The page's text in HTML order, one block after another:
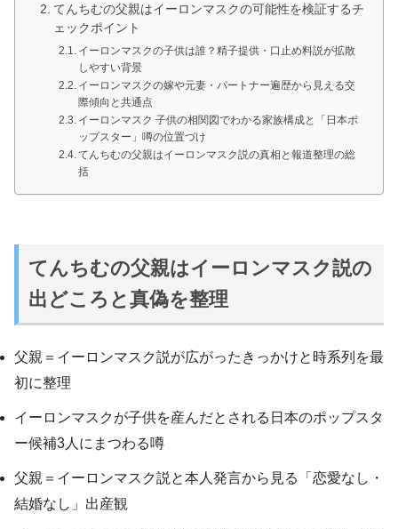
てんちむの父親はイーロンマスクの可能性を検証するチ
ェックポイント
イーロンマスクの子供は誰？精子提供・口止め料説が拡散
しやすい背景
イーロンマスクの嫁や元妻・パートナー遍歴から見える交
際傾向と共通点
イーロンマスク 子供の相関図でわかる家族構成と「日本ポ
ップスター」噂の位置づけ
てんちむの父親はイーロンマスク説の真相と報道整理の総
括
てんちむの父親はイーロンマスク説の
出どころと真偽を整理
父親＝イーロンマスク説が広がったきっかけと時系列を最
初に整理
イーロンマスクが子供を産んだとされる日本のポップスタ
ー候補3人にまつわる噂
父親＝イーロンマスク説と本人発言から見る「恋愛なし・
結婚なし」出産観